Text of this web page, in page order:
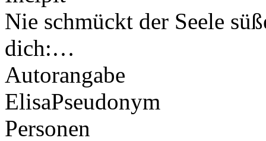
Nie schmückt der Seele
dich:…
Autorangabe
ElisaPseudonym
Personen